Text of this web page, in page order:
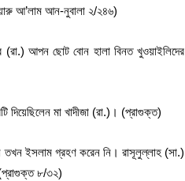
আ’লাম আন-নুবালা ২/২৪৬)
আপন ছোট বোন হালা বিনত খুওয়াইলিদের
দিয়েছিলেন মা খাদীজা (রা.)। (প্রাগুক্ত)
তখন ইসলাম গ্রহণ করেন নি। রাসূলুল্লাহ (সা.)
৮/৩২)